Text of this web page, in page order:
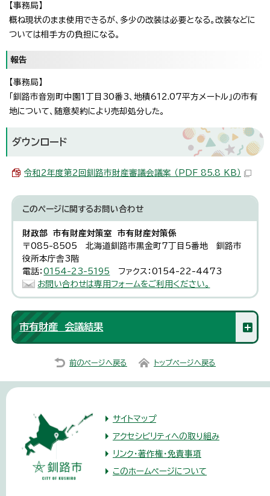
【事務局】
概ね現状のまま使用できるが、多少の改装は必要となる。改装などに
ついては相手方の負担になる。
報告
【事務局】
「釧路市音別町中園1丁目30番3、地積612.07平方メートル」の市有
地について、随意契約により売却処分した。
ダウンロード
令和2年度第2回釧路市財産審議会議案 （PDF 85.8 KB）
このページに関するお問い合わせ
財政部 市有財産対策室 市有財産対策係
〒085-8505 北海道釧路市黒金町7丁目5番地 釧路市
役所本庁舎3階
電話：0154-23-5195
ファクス：0154-22-4473
お問い合わせは専用フォームをご利用ください。
市有財産 会議結果
前のページへ戻る トップページへ戻る
サイトマップ
アクセシビリティへの取り組み
リンク・著作権・免責事項
このホームページについて